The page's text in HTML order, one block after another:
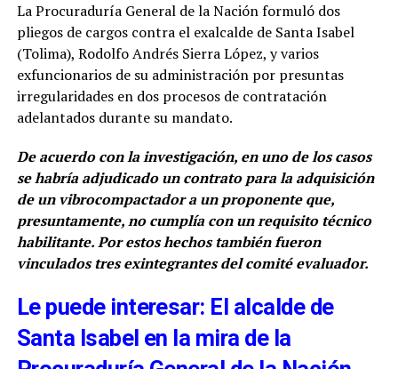
La Procuraduría General de la Nación formuló dos
pliegos de cargos contra el exalcalde de Santa Isabel
(Tolima), Rodolfo Andrés Sierra López, y varios
exfuncionarios de su administración por presuntas
irregularidades en dos procesos de contratación
adelantados durante su mandato.
De acuerdo con la investigación, en uno de los casos
se habría adjudicado un contrato para la adquisición
de un vibrocompactador a un proponente que,
presuntamente, no cumplía con un requisito técnico
habilitante. Por estos hechos también fueron
vinculados tres exintegrantes del comité evaluador.
Le puede interesar: El alcalde de
Santa Isabel en la mira de la